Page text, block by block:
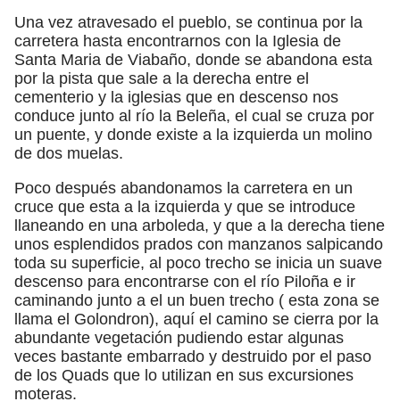
Una vez atravesado el pueblo, se continua por la
carretera hasta encontrarnos con la Iglesia de
Santa Maria de Viabaño, donde se abandona esta
por la pista que sale a la derecha entre el
cementerio y la iglesias que en descenso nos
conduce junto al río la Beleña, el cual se cruza por
un puente, y donde existe a la izquierda un molino
de dos muelas.
Poco después abandonamos la carretera en un
cruce que esta a la izquierda y que se introduce
llaneando en una arboleda, y que a la derecha tiene
unos esplendidos prados con manzanos salpicando
toda su superficie, al poco trecho se inicia un suave
descenso para encontrarse con el río Piloña e ir
caminando junto a el un buen trecho ( esta zona se
llama el Golondron), aquí el camino se cierra por la
abundante vegetación pudiendo estar algunas
veces bastante embarrado y destruido por el paso
de los Quads que lo utilizan en sus excursiones
moteras.